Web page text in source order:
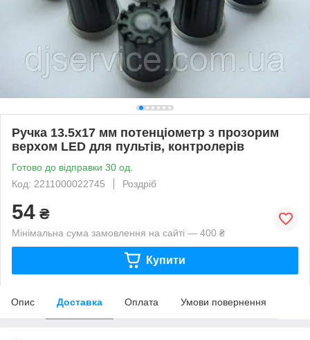
Ручка 13.5x17 мм потенціометр з прозорим
верхом LED для пультів, контролерів
Готово до відправки 30 од.
Код: 2211000022745
Роздріб
54 ₴
Мінімальна сума замовлення на сайті — 400 ₴
Купити
Опис Доставка Оплата Умови повернення